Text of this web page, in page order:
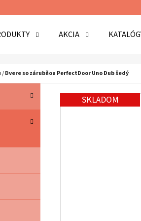
AKCIA
/Dvere so zárubňou PerfectDoor Uno Dub šedý
SKLADOM